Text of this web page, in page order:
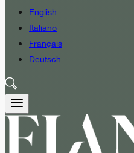
English
Italiano
Français
Deutsch